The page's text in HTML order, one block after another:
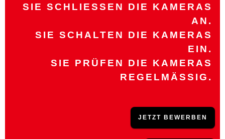
SIE SCHLIESSEN DIE KAMERAS A
N.
SIE SCHALTEN DIE KAMERAS
EIN.
SIE PRÜFEN DIE KAMERAS
REGELMÄSSIG.
JETZT BEWERBEN